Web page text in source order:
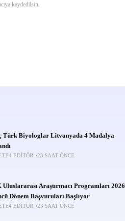
kaydedilsin.
Türk Biyologlar Litvanyada 4 Madalya
EDITÖR 23 SAAT ÖNCE
Uluslararası Araştırmacı Programları 2026
Dönem Başvuruları Başlıyor
EDITÖR 23 SAAT ÖNCE